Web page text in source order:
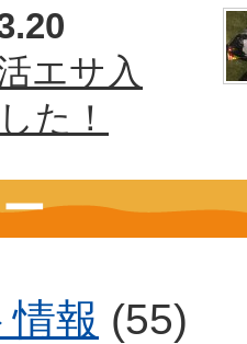
エサ入
た！
報 (55)